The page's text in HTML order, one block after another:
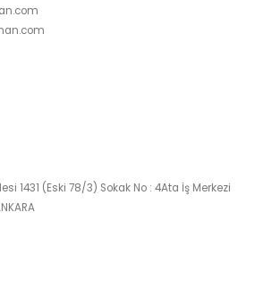
1431 (Eski 78/3) Sokak No : 4Ata İş Merkezi